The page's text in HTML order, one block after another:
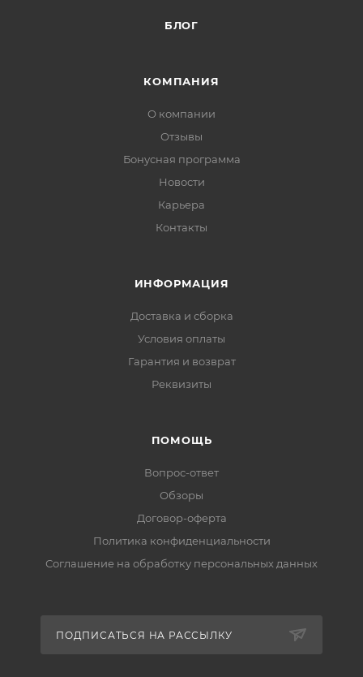
БЛОГ
КОМПАНИЯ
О компании
Отзывы
Бонусная программа
Новости
Карьера
Контакты
ИНФОРМАЦИЯ
Доставка и сборка
Условия оплаты
Гарантия и возврат
Реквизиты
ПОМОЩЬ
Вопрос-ответ
Обзоры
Договор-оферта
Политика конфиденциальности
Соглашение на обработку персональных данных
ПОДПИСАТЬСЯ НА РАССЫЛКУ